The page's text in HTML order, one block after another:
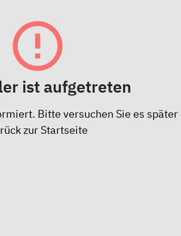
ist aufgetreten
Bitte versuchen Sie es später
zur Startseite